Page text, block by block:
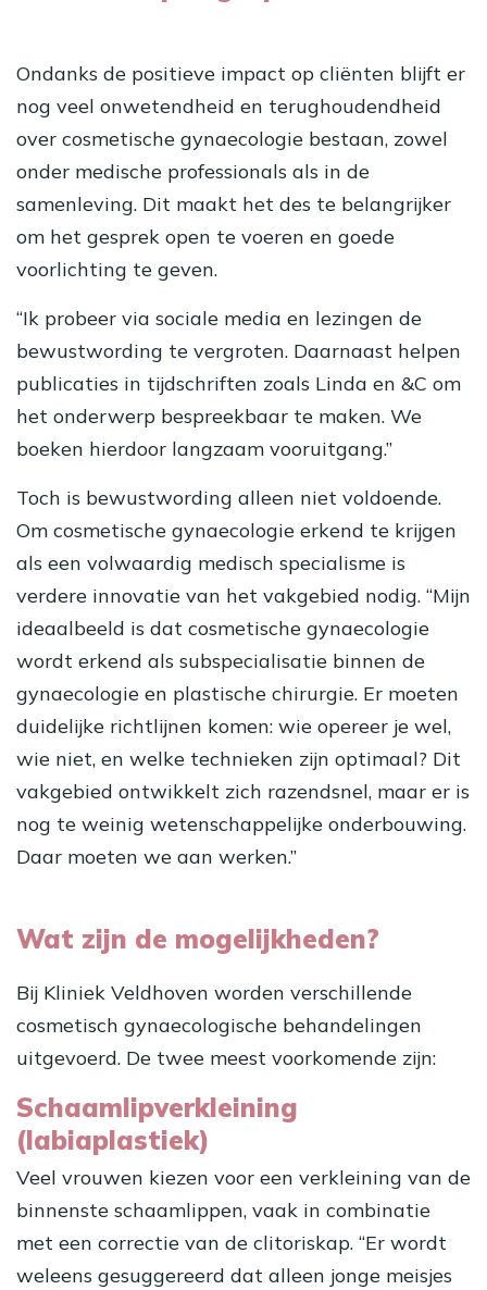
Ondanks de positieve impact op cliënten blijft er
nog veel onwetendheid en terughoudendheid
over cosmetische gynaecologie bestaan, zowel
onder medische professionals als in de
samenleving. Dit maakt het des te belangrijker
om het gesprek open te voeren en goede
voorlichting te geven.
“Ik probeer via sociale media en lezingen de
bewustwording te vergroten. Daarnaast helpen
publicaties in tijdschriften zoals Linda en &C om
het onderwerp bespreekbaar te maken. We
boeken hierdoor langzaam vooruitgang.”
Toch is bewustwording alleen niet voldoende.
Om cosmetische gynaecologie erkend te krijgen
als een volwaardig medisch specialisme is
verdere innovatie van het vakgebied nodig. “Mijn
ideaalbeeld is dat cosmetische gynaecologie
wordt erkend als subspecialisatie binnen de
gynaecologie en plastische chirurgie. Er moeten
duidelijke richtlijnen komen: wie opereer je wel,
wie niet, en welke technieken zijn optimaal? Dit
vakgebied ontwikkelt zich razendsnel, maar er is
nog te weinig wetenschappelijke onderbouwing.
Daar moeten we aan werken.”
Wat zijn de mogelijkheden?
Bij Kliniek Veldhoven worden verschillende
cosmetisch gynaecologische behandelingen
uitgevoerd. De twee meest voorkomende zijn:
Schaamlipverkleining
(labiaplastiek)
Veel vrouwen kiezen voor een verkleining van de
binnenste schaamlippen, vaak in combinatie
met een correctie van de clitoriskap. “Er wordt
weleens gesuggereerd dat alleen jonge meisjes